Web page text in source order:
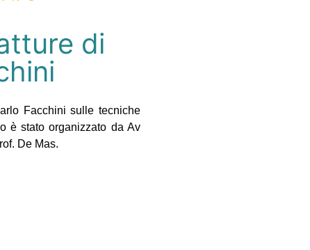
di
Facchini sulle tecniche
è stato organizzato da Av
De Mas.